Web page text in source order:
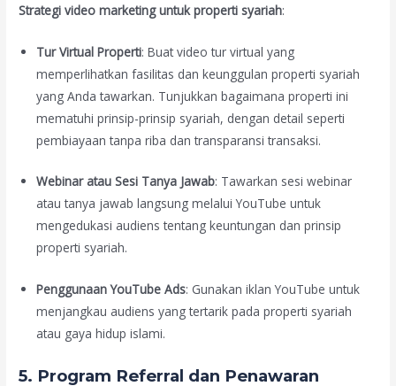
Strategi video marketing untuk properti syariah:
Tur Virtual Properti: Buat video tur virtual yang
memperlihatkan fasilitas dan keunggulan properti syariah
yang Anda tawarkan. Tunjukkan bagaimana properti ini
mematuhi prinsip-prinsip syariah, dengan detail seperti
pembiayaan tanpa riba dan transparansi transaksi.
Webinar atau Sesi Tanya Jawab: Tawarkan sesi webinar
atau tanya jawab langsung melalui YouTube untuk
mengedukasi audiens tentang keuntungan dan prinsip
properti syariah.
Penggunaan YouTube Ads: Gunakan iklan YouTube untuk
menjangkau audiens yang tertarik pada properti syariah
atau gaya hidup islami.
5. Program Referral dan Penawaran